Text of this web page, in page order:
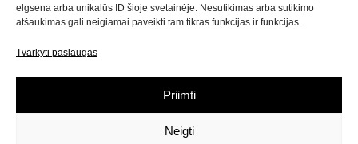
elgsena arba unikalūs ID šioje svetainėje. Nesutikimas arba sutikimo
atšaukimas gali neigiamai paveikti tam tikras funkcijas ir funkcijas.
Tvarkyti paslaugas
Priimti
Neigti
Privatumo politika
Sekite mus
Naujienlaiškis
savo pirmam apsipirkimui mūsų el. parduotuvėje!